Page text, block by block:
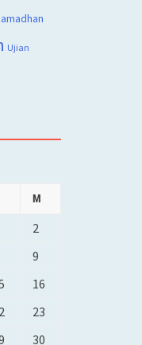
Ujian
M
2
9
16
23
30